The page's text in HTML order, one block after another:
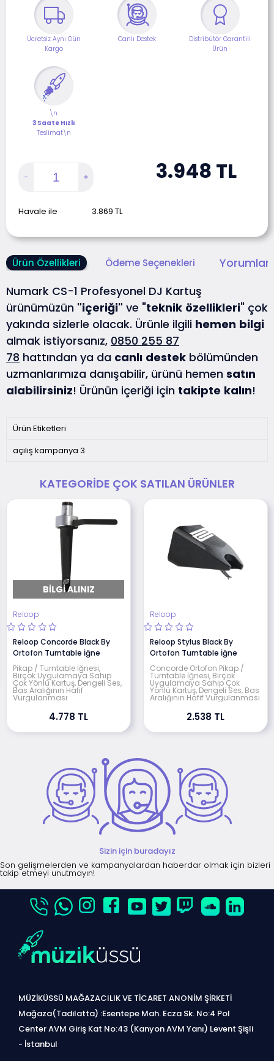
Ücretsiz Aynı Gün
Kargo
Canlı Destek
Distribütör Garantili
Ürün
\n
3 Saate Hızlı
Teslimat\n
3.948 TL
Havale ile 3.869 TL
Ürün Özellikleri Ödeme Seçenekleri
Numark CS-1 Profesyonel DJ Kartuş
ürünümüzün "içeriği" ve "teknik özellikleri" çok
yakında sizlerle olacak. Ürünle ilgili hemen bilgi
almak istiyorsanız, 0850 255 87
78 hattından ya da canlı destek bölümünden
uzmanlarımıza danışabilir, ürünü hemen satın
alabilirsiniz! Ürünün içeriği için takipte kalın!
Ürün Etiketleri
açılış kampanya 3
KATEGORIDE ÇOK SATILAN ÜRÜNLER
BILGI ALINIZ
Reloop
Reloop Concorde Black By
Ortofon Turntable İğne
Pikap / Turntable İğnesi,
Birçok Uygulamaya Sahip
Çok Yönlü Kartuş, Dengeli Ses,
Bas Aralığının Hafif
Vurgulanması
4.778 TL
Reloop
Reloop Stylus Black By
Ortofon Turntable İğne
Concorde Ortofon Pikap /
Turntable İğnesi, Birçok
Uygulamaya Sahip Çok
Yönlü Kartuş, Dengeli Ses, Bas
Aralığının Hafif Vurgulanması
2.538 TL
Sizin için buradayız
Son gelişmelerden ve kampanyalardan haberdar olmak için bizleri
takip etmeyi unutmayın!
MÜZİKÜSSÜ MAĞAZACILIK VE TİCARET ANONİM ŞİRKETİ
Mağaza(Tadilatta) :Esentepe Mah. Ecza Sk. No:4 Pol
Center AVM Giriş Kat No:43 (Kanyon AVM Yanı) Levent Şişli
- İstanbul